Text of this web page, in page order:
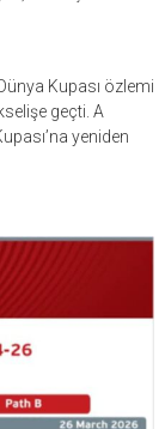
Kupası özlemi
geçti. A
yeniden